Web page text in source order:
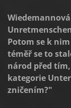
Potom se k
téměř se to
národ před
kategorie
zničením?"